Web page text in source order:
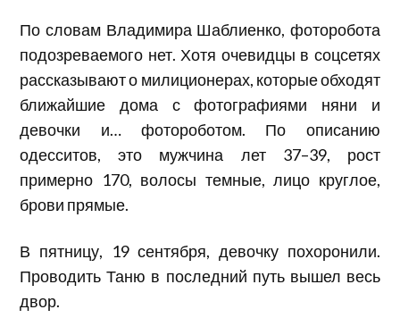
По словам Владимира Шаблиенко, фоторобота
подозреваемого нет. Хотя очевидцы в соцсетях
рассказывают о милиционерах, которые обходят
ближайшие дома с фотографиями няни и
девочки и… фотороботом. По описанию
одесситов, это мужчина лет 37–39, рост
примерно 170, волосы темные, лицо круглое,
брови прямые.
В пятницу, 19 сентября, девочку похоронили.
Проводить Таню в последний путь вышел весь
двор.